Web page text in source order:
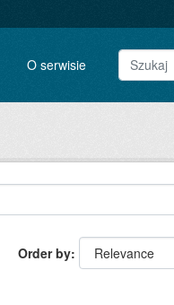
O serwisie
Order by